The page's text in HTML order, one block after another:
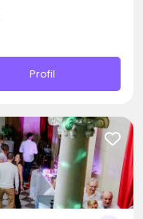
Profil